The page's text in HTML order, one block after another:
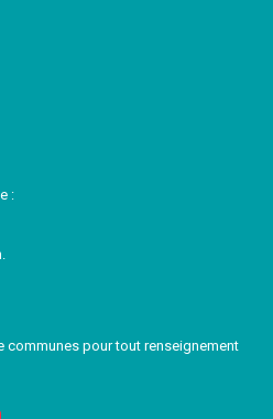
:
communes pour tout renseignement